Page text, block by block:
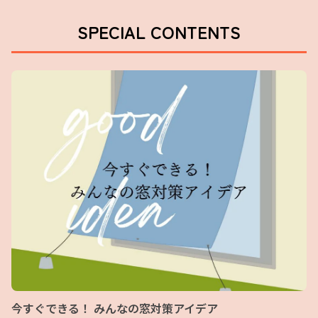
SPECIAL CONTENTS
今すぐできる！ みんなの窓対策アイデア